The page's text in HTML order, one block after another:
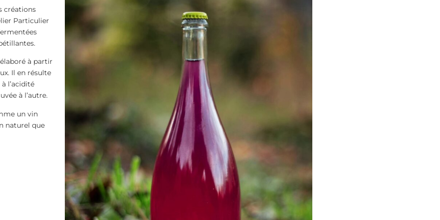
créations
Particulier
à partir
Il en résulte
l’acidité
à l’autre.
un vin
naturel que